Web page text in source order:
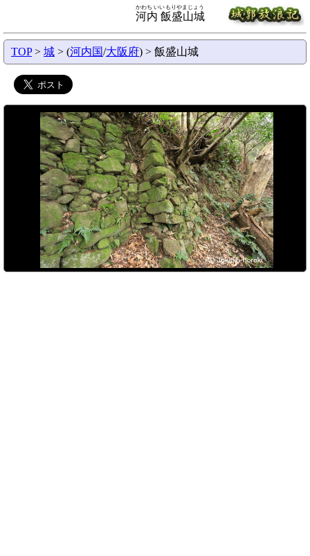
河内 飯盛山城
かわち いいもりやまじょう
TOP> 城 > (河内国/大阪府) > 飯盛山城